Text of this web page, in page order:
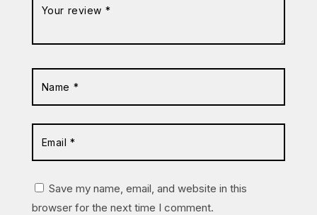
Save my name, email, and website in this
browser for the next time I comment.